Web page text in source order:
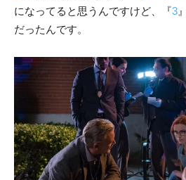
になってると思うんですけど、『3
だったんです。